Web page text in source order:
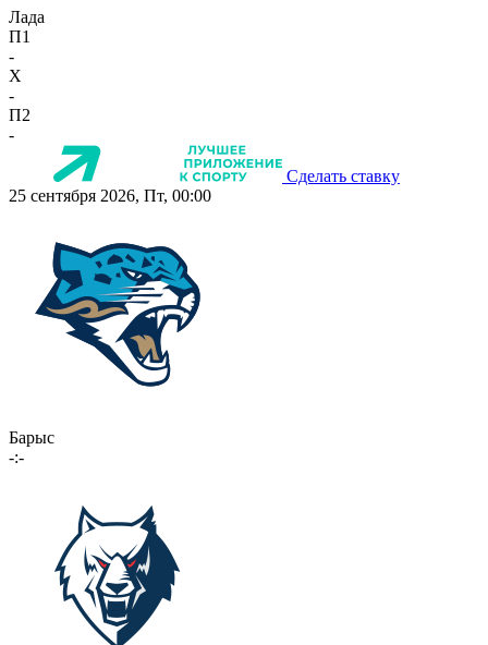
Лада
П1
-
X
-
П2
-
Сделать ставку
25 сентября 2026, Пт, 00:00
Барыс
-:-